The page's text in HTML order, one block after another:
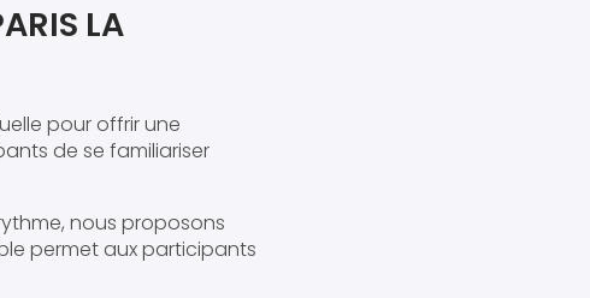
LA
pour offrir une
de se familiariser
nous proposons
permet aux participants